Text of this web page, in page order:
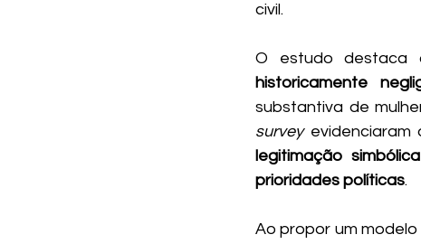
civil.
O estudo destaca
historicamente
survey evidenciaram
legitimação
prioridades políticas.
Ao propor um